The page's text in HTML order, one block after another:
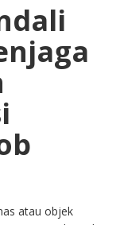
atau objek